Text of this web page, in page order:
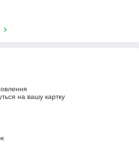
на вашу картку